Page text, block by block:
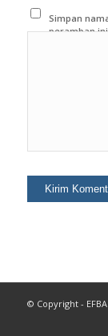
Simpan
peramban
© Copyright -